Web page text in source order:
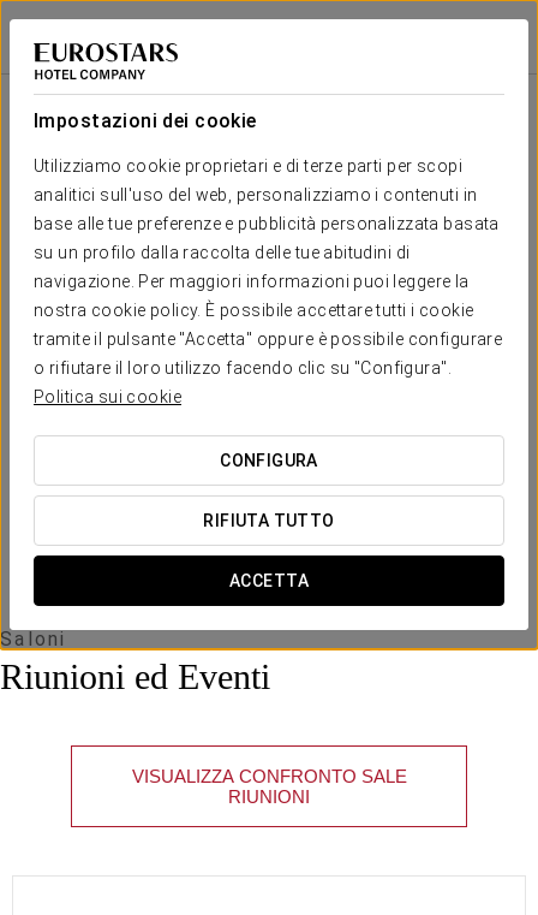
Impostazioni dei cookie
Utilizziamo cookie proprietari e di terze parti per scopi
analitici sull'uso del web, personalizziamo i contenuti in
base alle tue preferenze e pubblicità personalizzata basata
su un profilo dalla raccolta delle tue abitudini di
navigazione. Per maggiori informazioni puoi leggere la
nostra cookie policy. È possibile accettare tutti i cookie
tramite il pulsante "Accetta" oppure è possibile configurare
o rifiutare il loro utilizzo facendo clic su "Configura".
Politica sui cookie
CONFIGURA
RIFIUTA TUTTO
ACCETTA
Exe Las Palmas
LAS PALMAS DE GRAN CANARIA
Il tuo evento a
RICHIEDI PREVENTIVO
Saloni
Riunioni ed Eventi
VISUALIZZA CONFRONTO SALE
RIUNIONI
Salone
Shape
Federico
León
2
x m
altura
120 130 60 - 40 80
Guayadeque
56 m2
x m
altura
36 56 20 - 20 30
Roque
Nublo
29 m
x m
15 28 10 - 20 20